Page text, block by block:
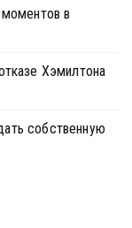
в
Хэмилтона
собственную